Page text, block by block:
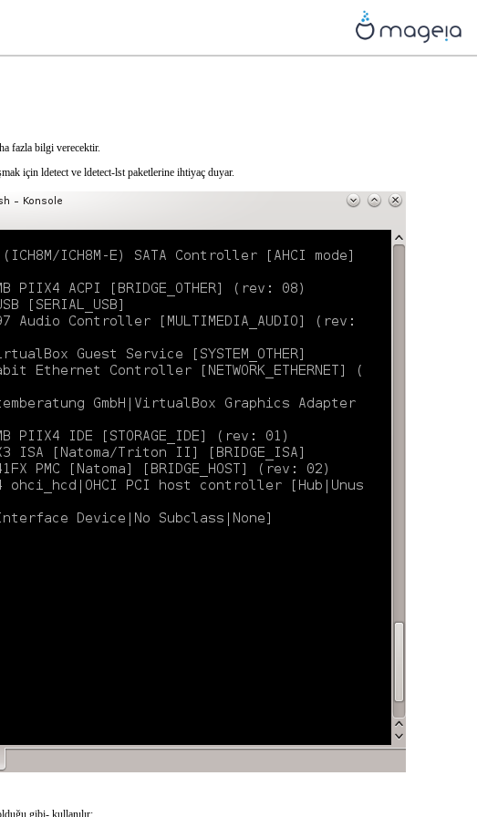
fazla bilgi verecektir.
için ldetect ve ldetect-lst paketlerine ihtiyaç duyar.
gibi- kullanılır: